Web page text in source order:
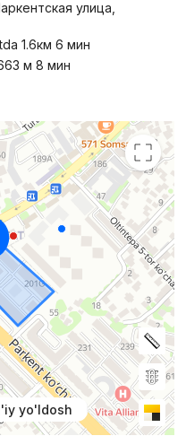
улица,
1.6км 6 мин
м 8 мин
yo'ldosh